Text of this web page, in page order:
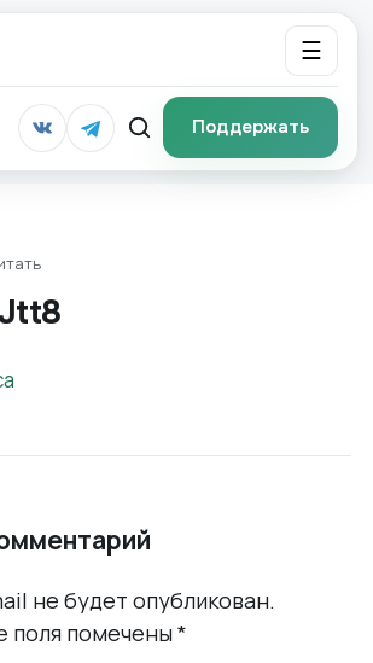
☰
Поддержать
не будет опубликован.
поля помечены*